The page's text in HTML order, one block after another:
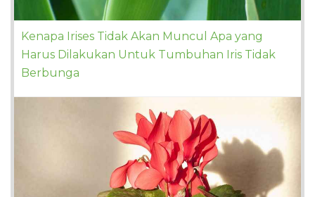
Kenapa Irises Tidak Akan Muncul Apa yang
Harus Dilakukan Untuk Tumbuhan Iris Tidak
Berbunga